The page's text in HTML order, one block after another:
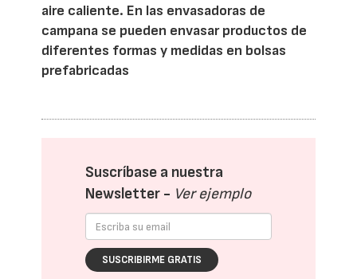
aire caliente. En las envasadoras de
campana se pueden envasar productos de
diferentes formas y medidas en bolsas
prefabricadas
Suscríbase a nuestra
Newsletter - Ver ejemplo
SUSCRIBIRME GRATIS